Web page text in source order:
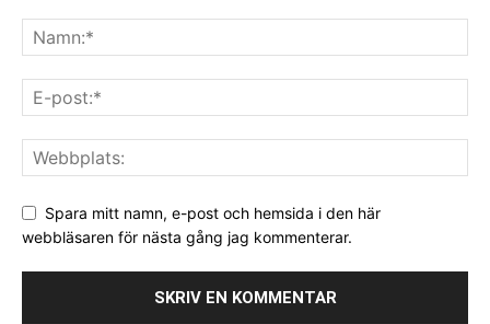
Spara mitt namn, e-post och hemsida i den här
webbläsaren för nästa gång jag kommenterar.